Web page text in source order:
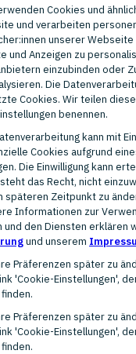
und der
GEMEINSAMER ERFOLG
Zu den typischen
oder Marktplatz-
ausrichten
Aufbau neuer
Consumer-
Re-Setup
organisatorisch